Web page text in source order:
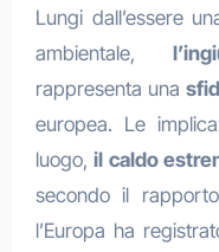
Lungi dall’essere
ambientale,
rappresenta una
europea. Le
luogo,il caldo
secondo il
l’Europa ha